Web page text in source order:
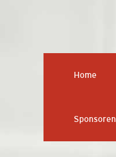
Home
Sponsoren